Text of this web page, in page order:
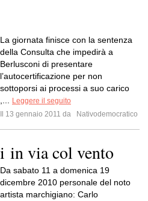
La giornata finisce con la sentenza
della Consulta che impedirà a
Berlusconi di presentare
l’autocertificazione per non
sottoporsi ai processi a suo carico
Leggere il seguito
Il 13 gennaio 2011 da
Nativodemocratico
in via col vento
Da sabato 11 a domenica 19
dicembre 2010 personale del noto
artista marchigiano: Carlo